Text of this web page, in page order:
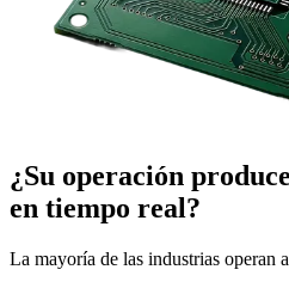
¿Su operación
en tiempo real?
La mayoría de las industrias operan